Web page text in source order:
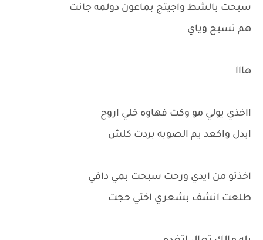
سبحت بالشط واجيتج بماعون دولمه جانت
هم تسبح وياي
هااا
ااخذي يولي مو وكت فهاوه خلي اروح
ابدل واكعد يم الصوبه بردت كلش
اخذتو من ايدي ورحت سبحت بمي دافي
طلعت انشف بشعري اختي حجت